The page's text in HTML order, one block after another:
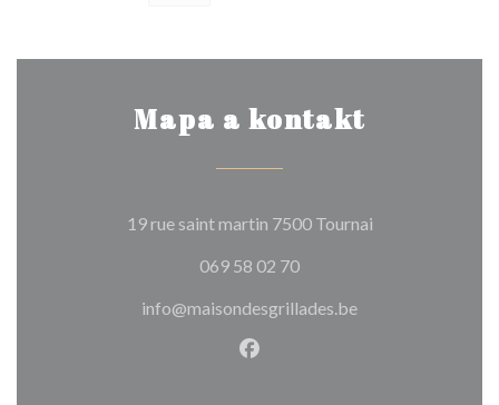
Mapa a kontakt
19 rue saint martin 7500 Tournai((otevře se v
069 58 02 70
info@maisondesgrillades.be
Facebook ((otevře se v